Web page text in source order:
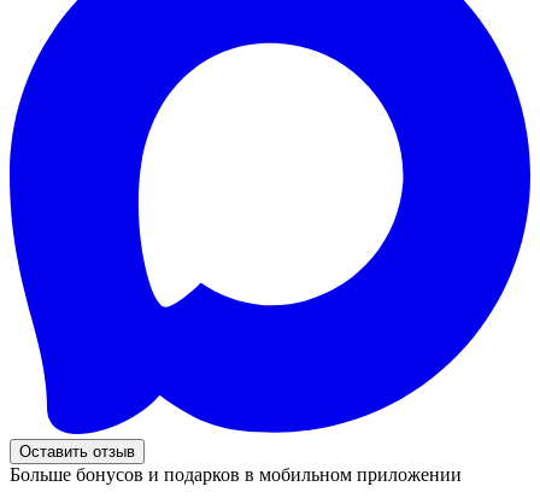
Оставить отзыв
Больше бонусов и подарков в мобильном приложении